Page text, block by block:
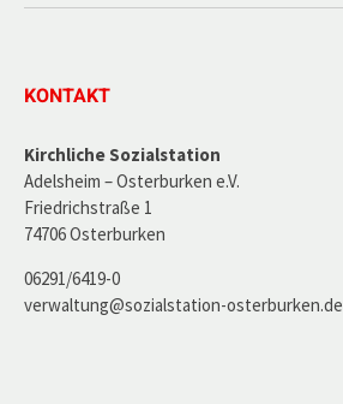
KONTAKT
Kirchliche Sozialstation
Adelsheim – Osterburken e.V.
Friedrichstraße 1
74706 Osterburken
06291/6419-0
verwaltung@sozialstation-osterburken.de